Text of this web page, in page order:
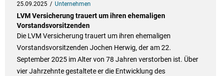
25.09.2025 Unternehmen
LVM Versicherung trauert um ihren ehemaligen
Vorstandsvorsitzenden
Die LVM Versicherung trauert um ihren ehemaligen
Vorstandsvorsitzenden Jochen Herwig, der am 22.
September 2025 im Alter von 78 Jahren verstorben ist. Über
vier Jahrzehnte gestaltete er die Entwicklung des